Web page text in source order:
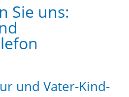
Sie uns:
und Vater-Kind-